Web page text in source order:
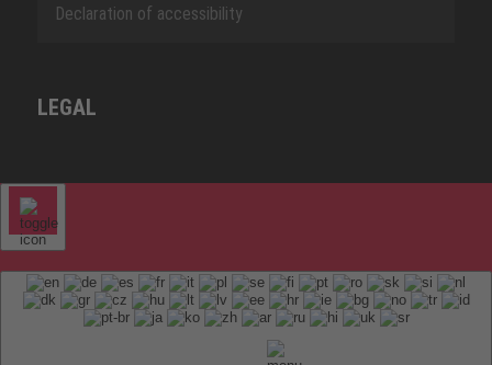
Declaration of accessibility
LEGAL